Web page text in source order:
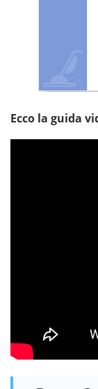
Ecco la guida